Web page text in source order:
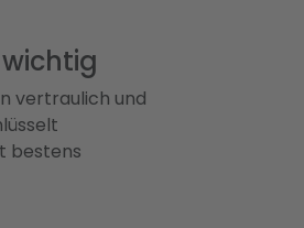
vertraulich und
bestens